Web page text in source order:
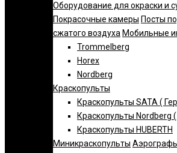
Оборудование для окраски и
Покрасочные камеры Посты
сжатого воздуха Мобильные
Trommelberg
Horex
Nordberg
Краскопульты
Краскопульты SATA (
Краскопульты Nordberg
Краскопульты HUBERTH
Миникраскопульты